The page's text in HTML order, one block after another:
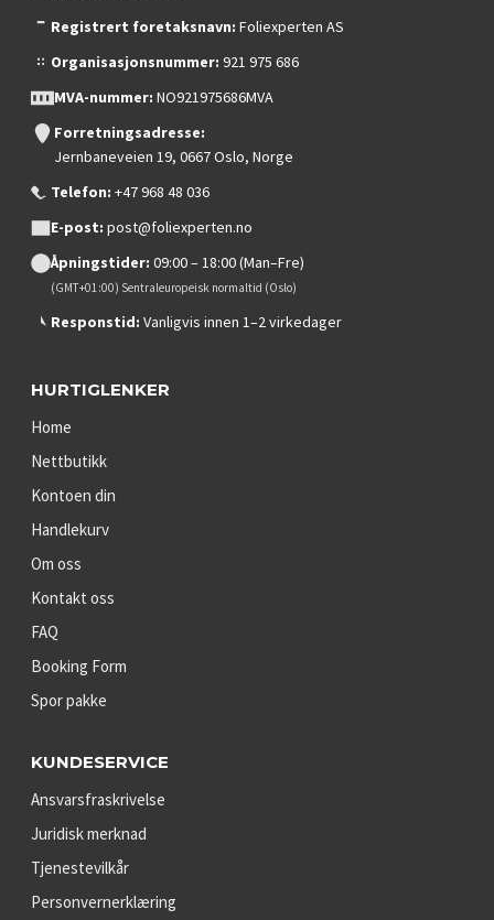
Registrert foretaksnavn: Foliexperten AS
Organisasjonsnummer: 921 975 686
MVA-nummer: NO921975686MVA
Forretningsadresse:
Jernbaneveien 19, 0667 Oslo, Norge
Telefon: +47 968 48 036
E-post: post@foliexperten.no
Åpningstider: 09:00 – 18:00 (Man–Fre)
(GMT+01:00) Sentraleuropeisk normaltid (Oslo)
Responstid: Vanligvis innen 1–2 virkedager
HURTIGLENKER
Home
Nettbutikk
Kontoen din
Handlekurv
Om oss
Kontakt oss
FAQ
Booking Form
Spor pakke
KUNDESERVICE
Ansvarsfraskrivelse
Juridisk merknad
Tjenestevilkår
Personvernerklæring